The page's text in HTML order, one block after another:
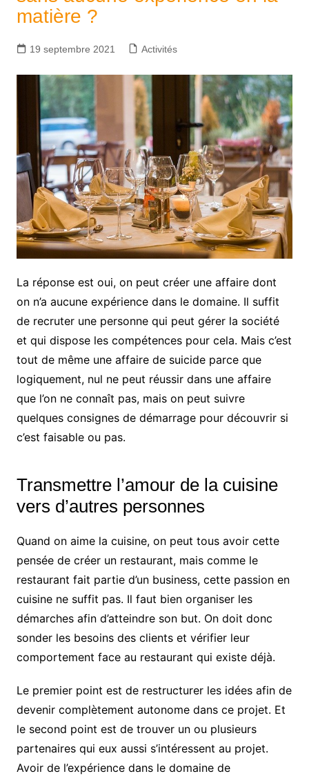
matière ?
19 septembre 2021 Activités
La réponse est oui, on peut créer une affaire dont
on n’a aucune expérience dans le domaine. Il suffit
de recruter une personne qui peut gérer la société
et qui dispose les compétences pour cela. Mais c’est
tout de même une affaire de suicide parce que
logiquement, nul ne peut réussir dans une affaire
que l’on ne connaît pas, mais on peut suivre
quelques consignes de démarrage pour découvrir si
c’est faisable ou pas.
Transmettre l’amour de la cuisine
vers d’autres personnes
Quand on aime la cuisine, on peut tous avoir cette
pensée de créer un restaurant, mais comme le
restaurant fait partie d’un business, cette passion en
cuisine ne suffit pas. Il faut bien organiser les
démarches afin d’atteindre son but. On doit donc
sonder les besoins des clients et vérifier leur
comportement face au restaurant qui existe déjà.
Le premier point est de restructurer les idées afin de
devenir complètement autonome dans ce projet. Et
le second point est de trouver un ou plusieurs
partenaires qui eux aussi s’intéressent au projet.
Avoir de l’expérience dans le domaine de